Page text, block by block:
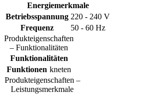
Energiemerkmale
Betriebsspannung 220 - 240 V
Frequenz
50 - 60 Hz
Produkteigenschaften
– Funktionalitäten
Funktionalitäten
Funktionen kneten
Produkteigenschaften –
Leistungsmerkmale